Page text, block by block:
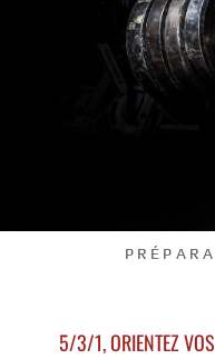
5/3/1, ORIENTEZ